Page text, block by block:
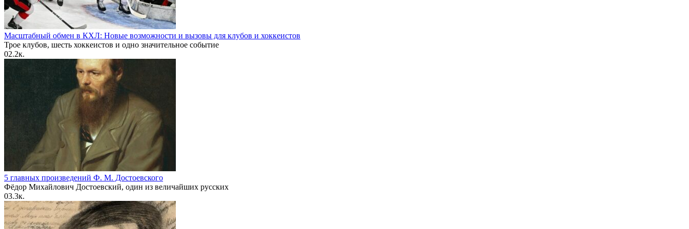
Масштабный обмен в КХЛ: Новые возможности и вызовы для клубов и хоккеистов
Трое клубов, шесть хоккеистов и одно значительное событие
02.2к.
5 главных произведений Ф. М. Достоевского
Фёдор Михайлович Достоевский, один из величайших русских
03.3к.